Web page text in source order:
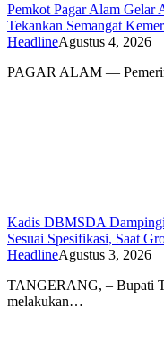
Pemkot Pagar Alam
Tekankan Semangat
HeadlineAgustus 4, 2026
PAGAR ALAM —
Kadis DBMSDA Dampingi
Sesuai Spesifikasi, Saat
HeadlineAgustus 3, 2026
TANGERANG, – Bupati
melakukan…